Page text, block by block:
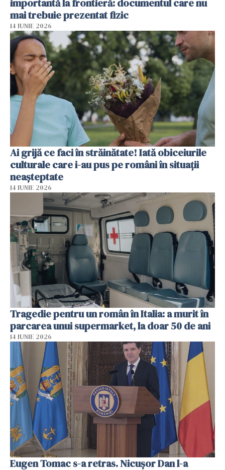
importantă la frontieră: documentul care nu
mai trebuie prezentat fizic
14 IUNIE 2026
Ai grijă ce faci în străinătate! Iată obiceiurile
culturale care i-au pus pe români în situații
neașteptate
14 IUNIE 2026
Tragedie pentru un român în Italia: a murit în
parcarea unui supermarket, la doar 50 de ani
14 IUNIE 2026
Eugen Tomac s-a retras. Nicușor Dan l-a